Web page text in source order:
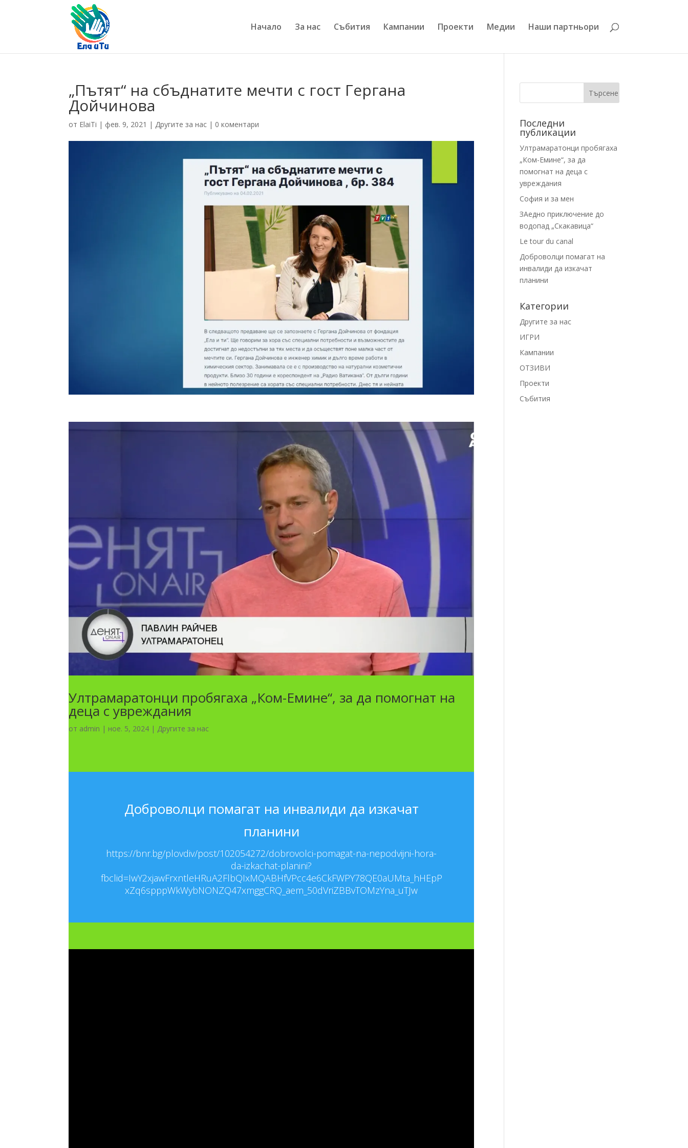
Начало За нас Събития Кампании Проекти Медии Наши партньори
„Пътят“ на сбъднатите мечти с гост Гергана
Дойчинова
от ElaiTi | фев. 9, 2021 |Другите за нас | 0 коментари
Ултрамаратонци пробягаха „Ком-Емине“, за да помогнат на
деца с увреждания
от admin | ное. 5, 2024 | Другите за нас
Доброволци помагат на инвалиди да изкачат
планини
https://bnr.bg/plovdiv/post/102054272/dobrovolci-pomagat-na-nepodvijni-hora-
da-izkachat-planini?
fbclid=IwY2xjawFrxntleHRuA2FlbQIxMQABHfVPcc4e6CkFWPY78QE0aUMta_hHEpP
xZq6spppWkWybNONZQ47xmggCRQ_aem_50dVriZBBvTOMzYna_uTJw
Последни
публикации
Ултрамаратонци пробягаха
„Ком-Емине“, за да
помогнат на деца с
увреждания
София и за мен
ЗАедно приключение до
водопад „Скакавица“
Le tour du canal
Доброволци помагат на
инвалиди да изкачат
планини
Категории
Другите за нас
ИГРИ
Кампании
ОТЗИВИ
Проекти
Събития